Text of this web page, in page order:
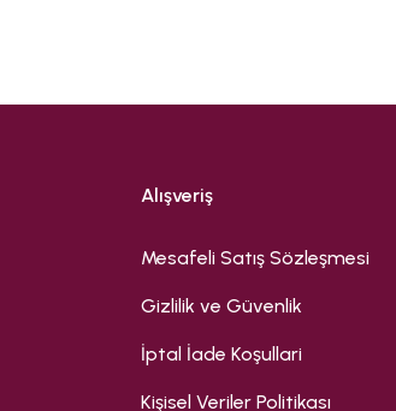
Alışveriş
Mesafeli Satış Sözleşmesi
Gizlilik ve Güvenlik
İptal İade Koşullari
Kişisel Veriler Politikası